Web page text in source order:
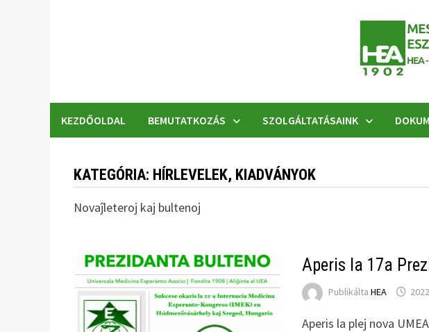
KEZDŐOLDAL BEMUTATKOZÁS SZOLGÁLTATÁSAINK
KATEGÓRIA: HÍRLEVELEK, KIADVÁNYOK
Novaĵleteroj kaj bultenoj
Aperis la 17a
PublikáltaHEA
Aperis la plej nova